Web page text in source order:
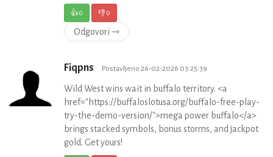
👍0 👎0
Odgovori ⇾
Fiqpns Postavljeno 26-02-2026 03:25:39
Wild West wins wait in buffalo territory. <a
href="https://buffaloslotusa.org/buffalo-free-play-
try-the-demo-version/">mega power buffalo</a>
brings stacked symbols, bonus storms, and jackpot
gold. Get yours!